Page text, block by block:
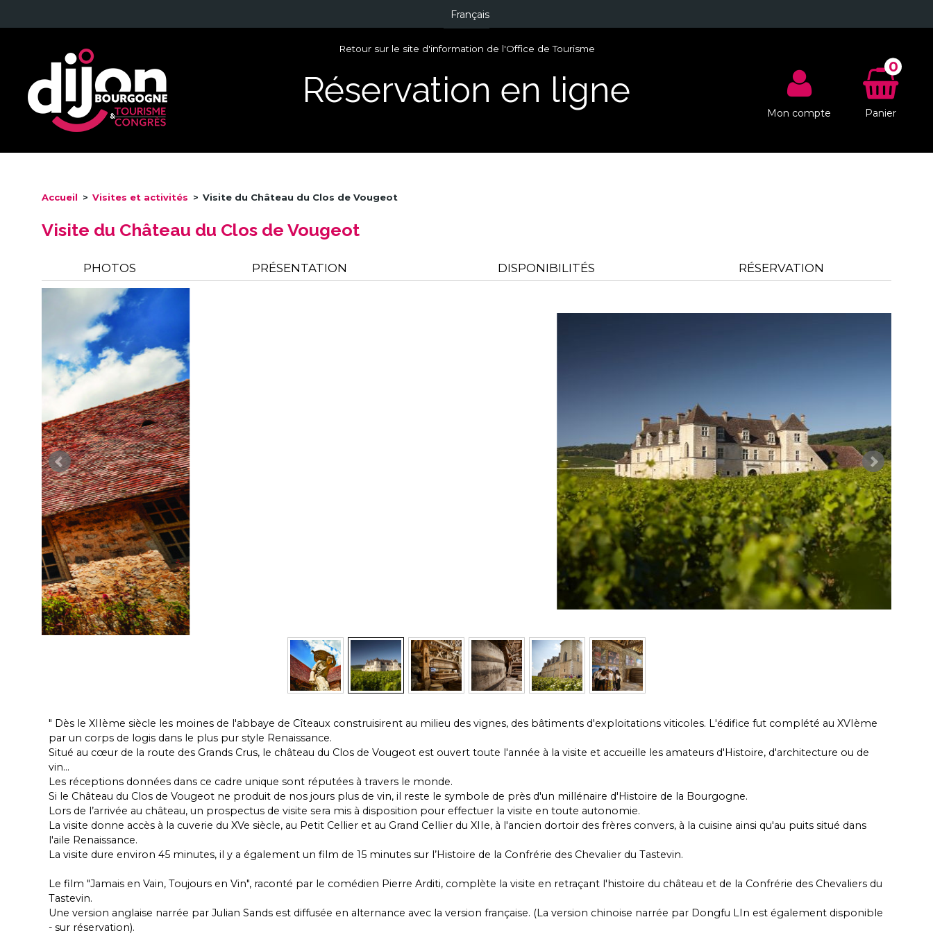
Français
Retour sur le site d'information de l'Office de Tourisme
Réservation en ligne
Mon compte Panier
0
Accueil > Visites et activités > Visite du Château du Clos de Vougeot
Visite du Château du Clos de Vougeot
PHOTOS PRÉSENTATION DISPONIBILITÉS RÉSERVATION
" Dès le XIIème siècle les moines de l'abbaye de Cîteaux construisirent au milieu des vignes, des bâtiments d'exploitations viticoles. L'édifice fut complété au XVIème
par un corps de logis dans le plus pur style Renaissance.
Situé au cœur de la route des Grands Crus, le château du Clos de Vougeot est ouvert toute l'année à la visite et accueille les amateurs d'Histoire, d'architecture ou de
vin...
Les réceptions données dans ce cadre unique sont réputées à travers le monde.
Si le Château du Clos de Vougeot ne produit de nos jours plus de vin, il reste le symbole de près d'un millénaire d'Histoire de la Bourgogne.
Lors de l’arrivée au château, un prospectus de visite sera mis à disposition pour effectuer la visite en toute autonomie.
La visite donne accès à la cuverie du XVe siècle, au Petit Cellier et au Grand Cellier du XIIe, à l'ancien dortoir des frères convers, à la cuisine ainsi qu'au puits situé dans
l'aile Renaissance.
La visite dure environ 45 minutes, il y a également un film de 15 minutes sur l’Histoire de la Confrérie des Chevalier du Tastevin.
Le film "Jamais en Vain, Toujours en Vin", raconté par le comédien Pierre Arditi, complète la visite en retraçant l'histoire du château et de la Confrérie des Chevaliers du
Tastevin.
Une version anglaise narrée par Julian Sands est diffusée en alternance avec la version française. (La version chinoise narrée par Dongfu LIn est également disponible
- sur réservation).